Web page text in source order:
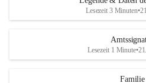
Lesezeit 3 Minuten•
Lesezeit 1 Minute•
Familie